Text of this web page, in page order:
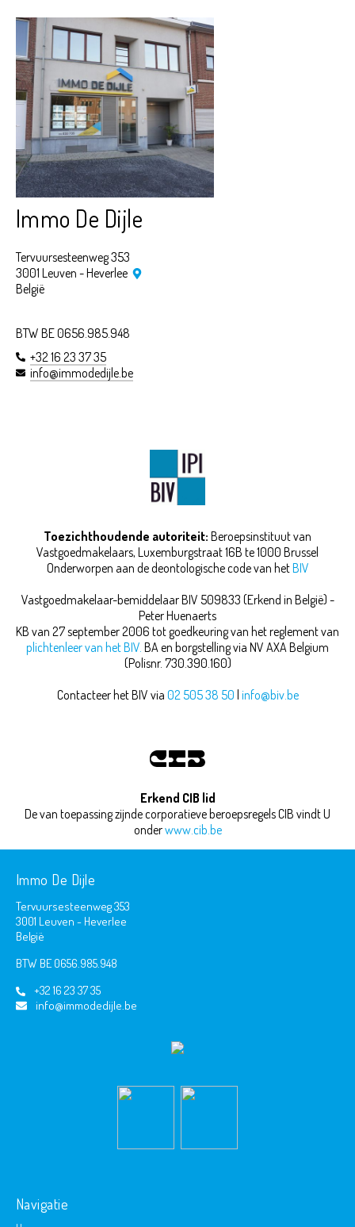
Immo De Dijle
Tervuursesteenweg 353
3001 Leuven - Heverlee
België
BTW BE 0656.985.948
+32 16 23 37 35
info@immodedijle.be
Toezichthoudende autoriteit: Beroepsinstituut van
Vastgoedmakelaars, Luxemburgstraat 16B te 1000 Brussel
Onderworpen aan de deontologische code van hetBIV
Vastgoedmakelaar-bemiddelaar BIV 509833 (Erkend in België) -
Peter Huenaerts
KB van 27 september 2006 tot goedkeuring van het reglement van
plichtenleer van het BIV. BA en borgstelling via NV AXA Belgium
(Polisnr. 730.390.160)
Contacteer het BIV via 02 505 38 50 | info@biv.be
Erkend CIB lid
De van toepassing zijnde corporatieve beroepsregels CIB vindt U
onderwww.cib.be
Immo De Dijle
Tervuursesteenweg 353
3001 Leuven - Heverlee
België
BTW BE 0656.985.948
+32 16 23 37 35
info@immodedijle.be
Navigatie